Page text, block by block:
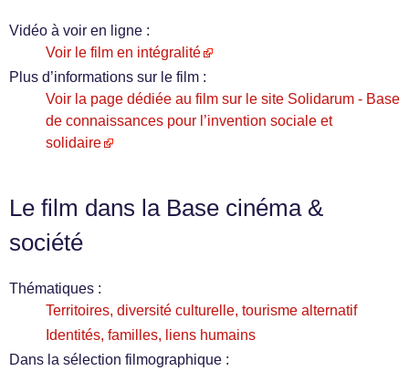
Vidéo à voir en ligne :
Voir le film en intégralité
Plus d’informations sur le film :
Voir la page dédiée au film sur le site Solidarum - Base
de connaissances pour l’invention sociale et
solidaire
Le film dans la Base cinéma &
société
Thématiques :
Territoires, diversité culturelle, tourisme alternatif
Identités, familles, liens humains
Dans la sélection filmographique :